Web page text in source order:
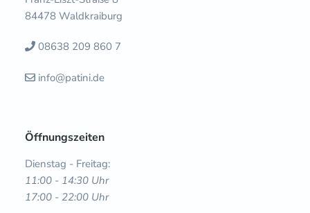
84478 Waldkraiburg
08638 209 860 7
info@patini.de
Öffnungszeiten
Dienstag - Freitag:
11:00 - 14:30 Uhr
17:00 - 22:00 Uhr